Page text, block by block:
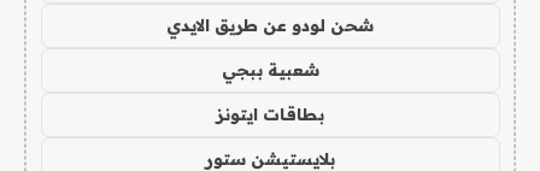
شحن لودو عن طريق الايدي
شعبية ببجي
بطاقات ايتونز
بلايستيشن ستور